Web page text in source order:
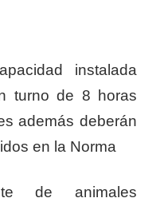
instalada
turno de 8 horas
además deberán
en la Norma
de animales